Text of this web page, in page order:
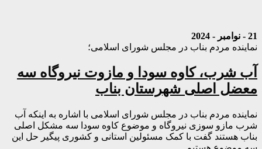
21 - نوامبر - 2024
نماینده مردم بناب در مجلس شورای اسلامی؛
آب شرب، کاوه سودا و مازوت نیروگاه سه
معضل اصلی شهرستان بناب
نماینده مردم بناب در مجلس شورای اسلامی با اشاره به اینکه آب
شرب مازو سوزی نیروگاه و موضوع کاوه سودا سه مشکل اصلی
بناب هستند گفت با کمک مسئولین استانی و کشوری پیگیر حل این